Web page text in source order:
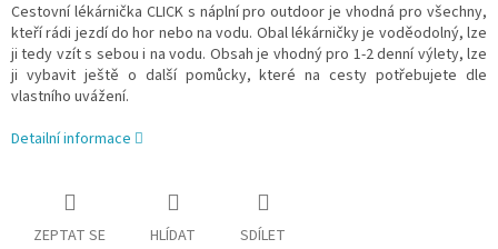
Cestovní lékárnička CLICK s náplní pro outdoor je vhodná pro všechny,
kteří rádi jezdí do hor nebo na vodu. Obal lékárničky je voděodolný, lze
ji tedy vzít s sebou i na vodu. Obsah je vhodný pro 1-2 denní výlety, lze
ji vybavit ještě o další pomůcky, které na cesty potřebujete dle
vlastního uvážení.
Detailní informace
ZEPTAT SE HLÍDAT SDÍLET